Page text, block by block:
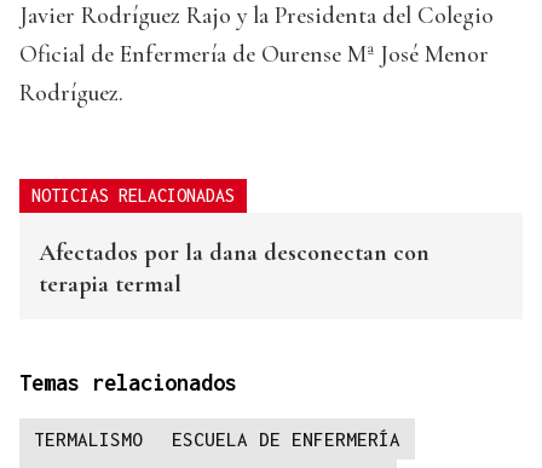
Javier Rodríguez Rajo y la Presidenta del Colegio
Oficial de Enfermería de Ourense Mª José Menor
Rodríguez.
NOTICIAS RELACIONADAS
Afectados por la dana desconectan con
terapia termal
Temas relacionados
TERMALISMO
ESCUELA DE ENFERMERÍA